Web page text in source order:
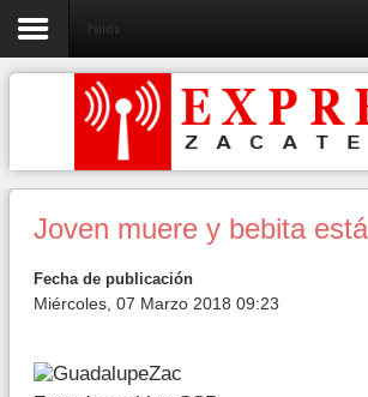
Policia
Joven muere y bebita
Fecha de publicación
Miércoles, 07 Marzo 2018 09:23